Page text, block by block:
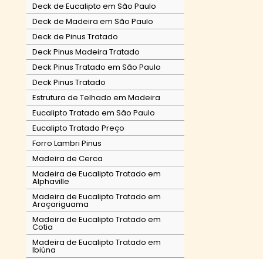
Deck de Eucalipto em São Paulo
Deck de Madeira em São Paulo
Deck de Pinus Tratado
Deck Pinus Madeira Tratado
Deck Pinus Tratado em São Paulo
Deck Pinus Tratado
Estrutura de Telhado em Madeira
Eucalipto Tratado em São Paulo
Eucalipto Tratado Preço
Forro Lambri Pinus
Madeira de Cerca
Madeira de Eucalipto Tratado em
Alphaville
Madeira de Eucalipto Tratado em
Araçariguama
Madeira de Eucalipto Tratado em
Cotia
Madeira de Eucalipto Tratado em
Ibiúna